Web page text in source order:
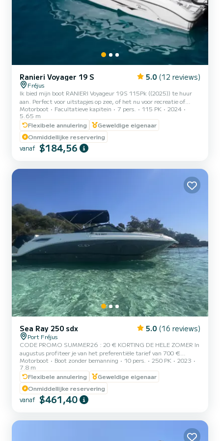
Ranieri Voyager 19 S 5.0 (12 reviews)
Fréjus
Ik bied mijn boot RANIERI Voyageur 19S 115Pk ((2025)) te huur
aan. Perfect voor uitstapjes op zee, of het nu voor recreatie of
vissen is. Ontdek de wonderen van de Middellandse Zee en het
Esterelgebergte, vertrekkend vanuit Fréjus. Geniet van
onvergetelijke tochten langs de Côte d'Azur, verken geheime
baaien, duik in kristalheldere wateren of breng een rustige visdag
door. Of u nu de Lérinseilanden wilt bezoeken, naar Saint-Tropez
wilt varen of gewoon de kust vanaf zee wilt bewonderen, deze
Motorboot Facultatieve kapitein 7 pers. 115 PK
2024
5.65 m
Flexibele annulering
Geweldige eigenaar
Onmiddellijke reservering
vanaf $184,56
Sea Ray 250 sdx 5.0 (16 reviews)
Port Fréjus
CODE PROMO SUMMER26 : 20 € KORTING DE HELE ZOMER In
augustus profiteer je van het preferentiële tarief van 700 €
dankzij de promotiecode SUMMER26. ⸻ 2 GRATIS
PARKEERPLAATSEN INBEGREPEN Slechts 50 meter van de boot.
Een echt voordeel in Saint-Raphaël tijdens het hoogseizoen! Tijd
besparen: parkeer meteen in de buurt van de boot. Geen stress:
niet nodig om voor vertrek een parkeerplaats te zoeken. Meer
comfort: gemakkelijk koelboxen, tassen en materiaal naar de boot
Motorboot Boot zonder bemanning 10 pers. 250 PK
2023
7.8 m
Flexibele annulering
Geweldige eigenaar
Onmiddellijke reservering
vanaf $461,40